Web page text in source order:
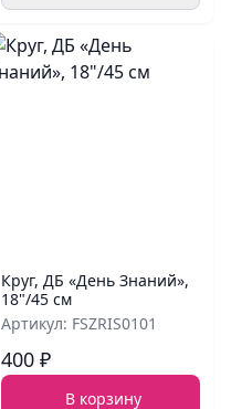
Круг, ДБ «День Знаний»,
18"/45 см
Артикул: FSZRIS0101
400 ₽
В корзину